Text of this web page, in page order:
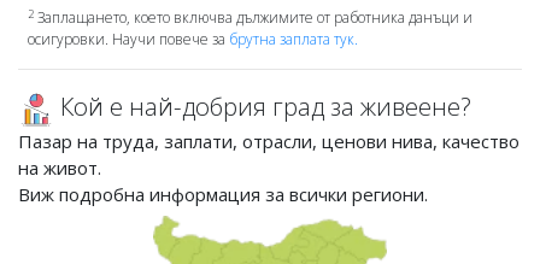
2Заплащането, което включва дължимите от работника данъци и
осигуровки. Научи повече за брутна заплата тук.
Кой е най-добрия град за живеене?
Пазар на труда, заплати, отрасли, ценови нива, качество
на живот.
Виж подробна информация за всички региони.